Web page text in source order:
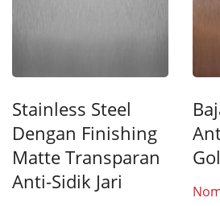
Stainless Steel
Dengan Finishing
Matte Transparan
Anti-Sidik Jari